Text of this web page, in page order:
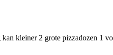
kleiner 2 grote pizzadozen 1